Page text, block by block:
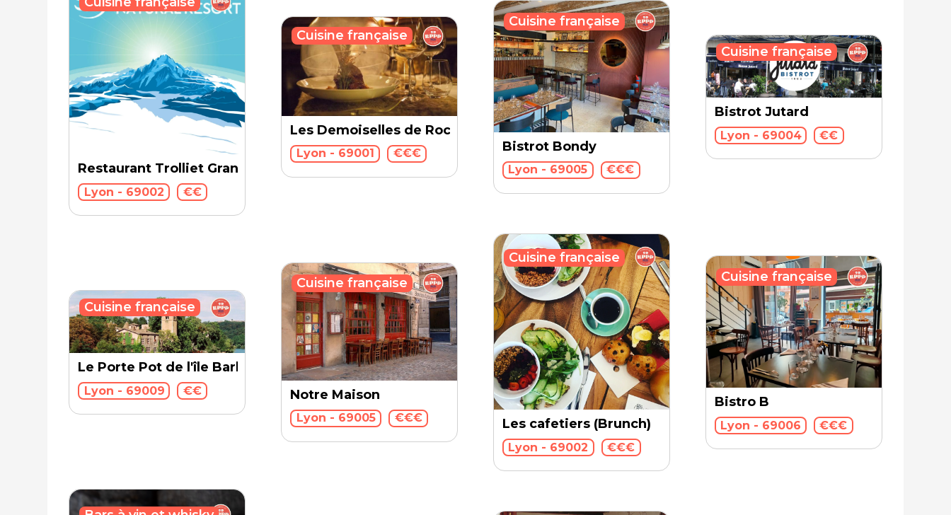
Restaurant Trolliet Grand Hotel Dieu
Lyon - 69002 €€
Les Demoiselles de Rochefort
Lyon - 69001 €€€
Cuisine française
Bistrot Bondy
Lyon - 69005 €€€
Cuisine française
Bistrot Jutard
Lyon - 69004 €€
Cuisine française
Le Porte Pot de l'île Barbe
Lyon - 69009 €€
Cuisine française
Notre Maison
Lyon - 69005 €€€
Cuisine française
Les cafetiers (Brunch)
Lyon - 69002 €€€
Cuisine française
Bistro B
Lyon - 69006 €€€
Cuisine française